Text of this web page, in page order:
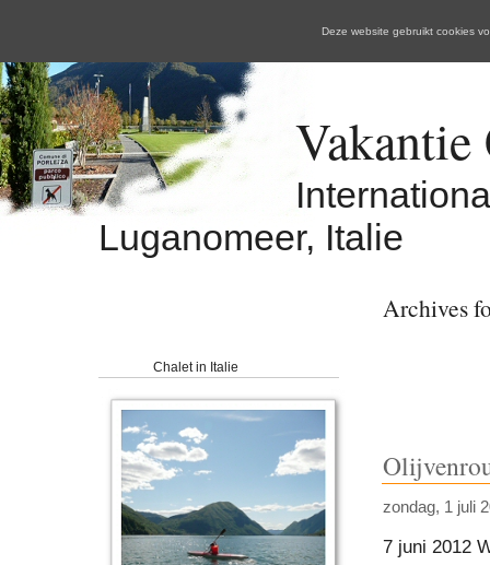
Luganomeer, Italie
Archives
zondag, 1 juli
7 juni 2012
Chalet in Italie
Deze website gebruikt cookies